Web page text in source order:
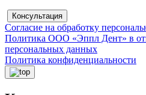
Консультация
Согласие на обработку
Политика ООО «Эппл Дент» в
персональных данных
Политика конфиденциальности